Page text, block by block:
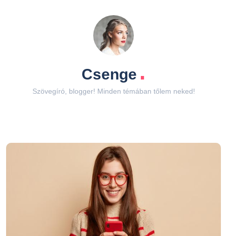
Csenge .
Szövegíró, blogger! Minden témában tőlem neked!